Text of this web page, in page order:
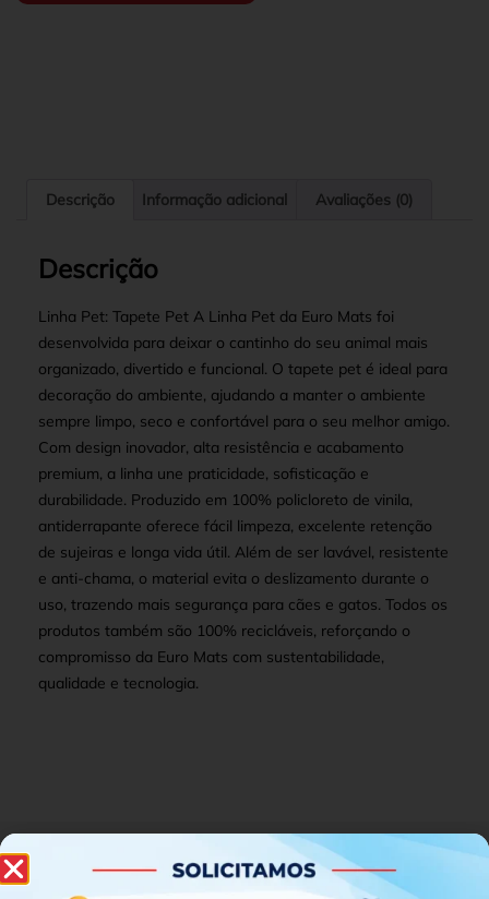
Descrição Informação adicional Avaliações (0)
Descrição
Linha Pet: Tapete Pet A Linha Pet da Euro Mats foi
desenvolvida para deixar o cantinho do seu animal mais
organizado, divertido e funcional. O tapete pet é ideal para
decoração do ambiente, ajudando a manter o ambiente
sempre limpo, seco e confortável para o seu melhor amigo.
Com design inovador, alta resistência e acabamento
premium, a linha une praticidade, sofisticação e
durabilidade. Produzido em 100% policloreto de vinila,
antiderrapante oferece fácil limpeza, excelente retenção
de sujeiras e longa vida útil. Além de ser lavável, resistente
e anti-chama, o material evita o deslizamento durante o
uso, trazendo mais segurança para cães e gatos. Todos os
produtos também são 100% recicláveis, reforçando o
compromisso da Euro Mats com sustentabilidade,
qualidade e tecnologia.